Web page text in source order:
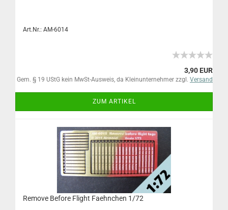
Art.Nr.: AM-6014
3,90 EUR
Gem. § 19 UStG kein MwSt-Ausweis, da Kleinunternehmer zzgl. Versand
ZUM ARTIKEL
Remove Before Flight Faehnchen 1/72